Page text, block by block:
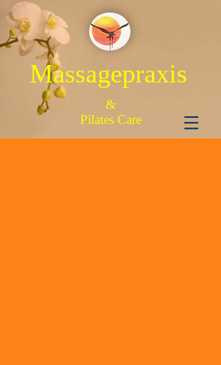
Massagepraxis
&
Pilates Care